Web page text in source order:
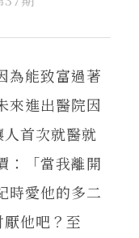
能致富過著
來進出醫院因
首次就醫就
：「當我離開
時愛他的多二
他吧？至